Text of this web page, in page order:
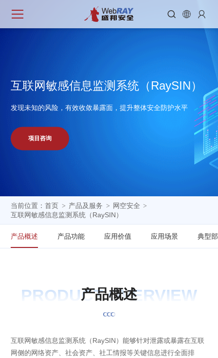
  
互联网敏感信息监测 系统 （RaySIN）
发现未知的风险，有效收敛暴露面，提升整体安全防护水平
项目咨询
当前位置：首页 > 产品及服务 > 网空安全 >
互联网敏感信息监测系统（RaySIN）
产品概述 产品功能 应用价值 应用场景 典型
PRODUCT OVERVIEW
产品概述
互联网敏感信息监测系统（RaySIN）能够针对泄露或暴露在互联
网侧的网络资产、社会资产、社工情报等关键信息进行全面排